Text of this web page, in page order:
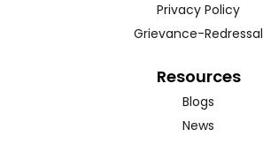
Privacy Policy
Grievance-Redressal
Resources
Blogs
News